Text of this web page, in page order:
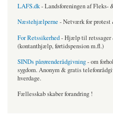
LAFS.dk- Landsforeningen af Fleks-
Næstehjælperne - Netværk for
For Retssikerhed- Hjælp til retssager
(kontanthjælp, førtidspension m.fl.)
SINDs pårørenderådgivning- om
sygdom. Anonym & gratis
hverdage.
Fællesskab skaber forandring !